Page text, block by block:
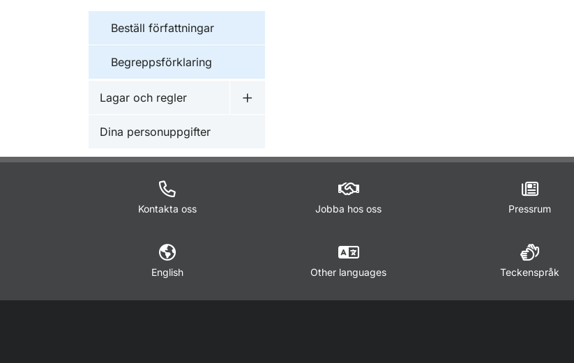
Beställ författningar
Begreppsförklaring
Lagar och regler
Undermeny för Lagar och regler
Dina personuppgifter
Kontakta oss Jobba hos oss Pressrum
English Other languages Teckenspråk